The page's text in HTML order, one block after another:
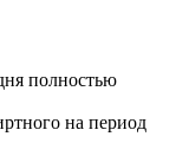
полностью
на период